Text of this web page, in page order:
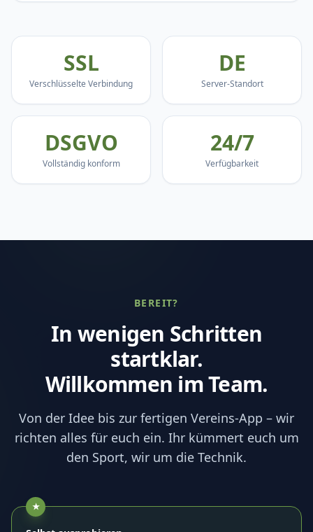
SSL
Verschlüsselte Verbindung
DE
Server-Standort
DSGVO
Vollständig konform
24/7
Verfügbarkeit
BEREIT?
In wenigen Schritten
startklar.
Willkommen im Team.
Von der Idee bis zur fertigen Vereins-App – wir
richten alles für euch ein. Ihr kümmert euch um
den Sport, wir um die Technik.
★